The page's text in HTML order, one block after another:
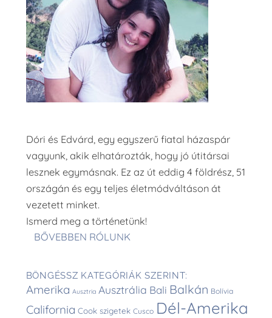
Dóri és Edvárd, egy egyszerű fiatal házaspár
vagyunk, akik elhatározták, hogy jó útitársai
lesznek egymásnak. Ez az út eddig 4 földrész, 51
országán és egy teljes életmódváltáson át
vezetett minket.
Ismerd meg a történetünk!
BŐVEBBEN RÓLUNK
BÖNGÉSSZ KATEGÓRIÁK SZERINT:
Amerika Ausztria Ausztrália Bali Balkán Bolívia
California Cook szigetek Cusco Dél-Amerika